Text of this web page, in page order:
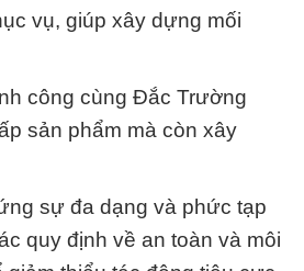
vụ, giúp xây dựng mối
công cùng Đắc Trường
sản phẩm mà còn xây
sự đa dạng và phức tạp
quy định về an toàn và môi